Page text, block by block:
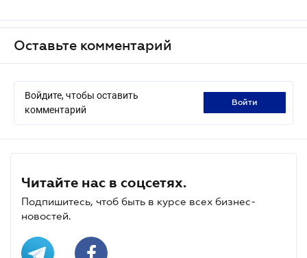
Оставьте комментарий
Войдите, чтобы оставить
комментарий
войти
Читайте нас в соцсетях.
Подпишитесь, чтоб быть в курсе всех бизнес-
новостей.